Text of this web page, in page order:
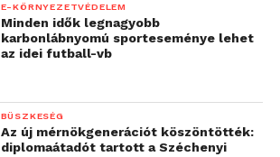
E-KÖRNYEZETVÉDELEM
Minden idők legnagyobb
karbonlábnyomú sporteseménye lehet
az idei futball-vb
BÜSZKESÉG
Az új mérnökgenerációt köszöntötték:
diplomaátadót tartott a Széchenyi